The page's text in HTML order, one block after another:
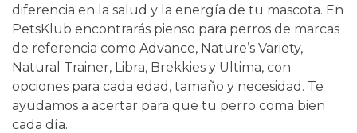
diferencia en la salud y la energía de tu mascota. En
PetsKlub encontrarás pienso para perros de marcas
de referencia como Advance, Nature’s Variety,
Natural Trainer, Libra, Brekkies y Ultima, con
opciones para cada edad, tamaño y necesidad. Te
ayudamos a acertar para que tu perro coma bien
cada día.